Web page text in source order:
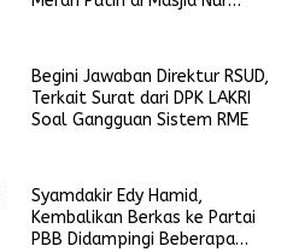
Begini Jawaban Direktur RSUD,
Terkait Surat dari DPK LAKRI
Soal Gangguan Sistem RME
Syamdakir Edy Hamid,
Kembalikan Berkas ke Partai
PBB Didampingi Beberapa